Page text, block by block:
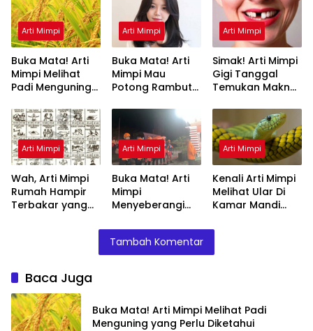
Arti Mimpi
Buka Mata! Arti
Mimpi Melihat
Padi Menguning
Diketahui
Arti Mimpi
Buka Mata! Arti
Mimpi Mau
Potong Rambut
Ini Penjelasannya
Arti Mimpi
Simak! Arti Mimpi
Gigi Tanggal
Temukan Makna
Arti Mimpi
Wah, Arti Mimpi
Rumah Hampir
Terbakar yang
Arti Mimpi
Buka Mata! Arti
Mimpi
Menyeberangi
Teman Ternyata
Ini Artinya
Menurut Pakar
Arti Mimpi
Kenali Arti Mimpi
Melihat Ular Di
Kamar Mandi
Ini Penjelasannya
Tambah Komentar
Baca Juga
Buka Mata! Arti Mimpi Melihat Padi
Menguning yang Perlu Diketahui